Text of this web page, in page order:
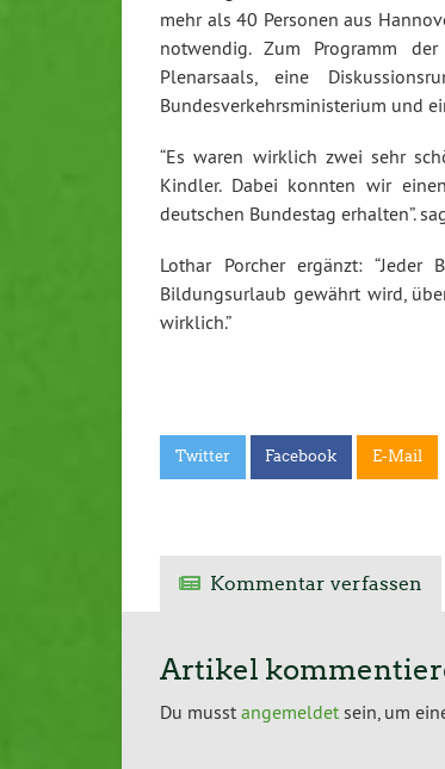
mehr als 40 Personen aus
notwendig. Zum Programm
Plenarsaals, eine
Bundesverkehrsministerium und
“Es waren wirklich zwei sehr
Kindler. Dabei konnten wir
deutschen Bundestag erhalten”.
Lothar Porcher ergänzt:
Bildungsurlaub gewährt wird,
wirklich.”
Twitter Facebook E-Mail
Kommentar verfassen
Artikel
Du musst angemeldet sein, um